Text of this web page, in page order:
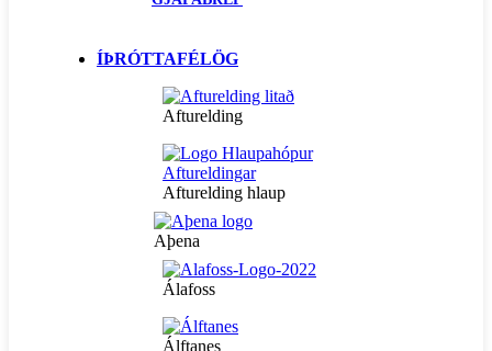
ÍÞRÓTTAFÉLÖG
Afturelding
Afturelding hlaup
Aþena
Álafoss
Álftanes